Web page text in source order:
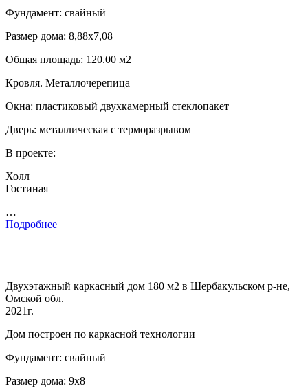
Фундамент: свайный
Размер дома: 8,88х7,08
Общая площадь: 120.00 м2
Кровля. Металлочерепица
Окна: пластиковый двухкамерный стеклопакет
Дверь: металлическая с терморазрывом
В проекте:
Холл
Гостиная
…
Подробнее
Двухэтажный каркасный дом 180 м2 в Шербакульском р-не,
Омской обл.
2021г.
Дом построен по каркасной технологии
Фундамент: свайный
Размер дома: 9х8